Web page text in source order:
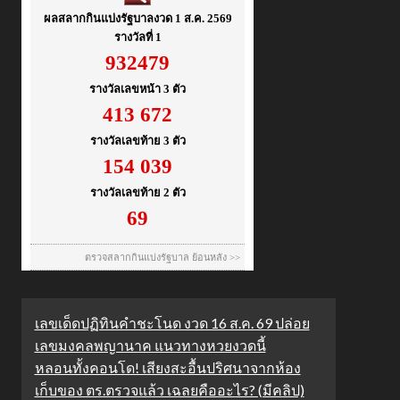
เลขเด็ดปฏิทินคำชะโนด งวด 16 ส.ค. 69 ปล่อย
เลขมงคลพญานาค แนวทางหวยงวดนี้
หลอนทั้งคอนโด! เสียงสะอื้นปริศนาจากห้อง
เก็บของ ตร.ตรวจแล้ว เฉลยคืออะไร? (มีคลิป)